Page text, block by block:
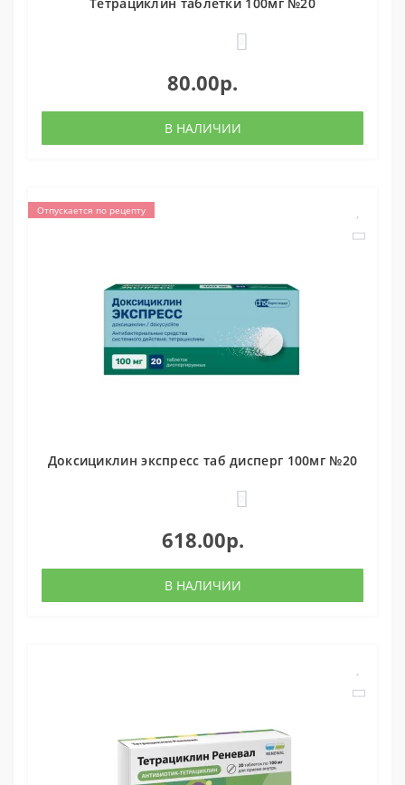
80.00р.
В НАЛИЧИИ
Отпускается по рецепту
Доксициклин экспресс таб дисперг 100мг №20
618.00р.
В НАЛИЧИИ